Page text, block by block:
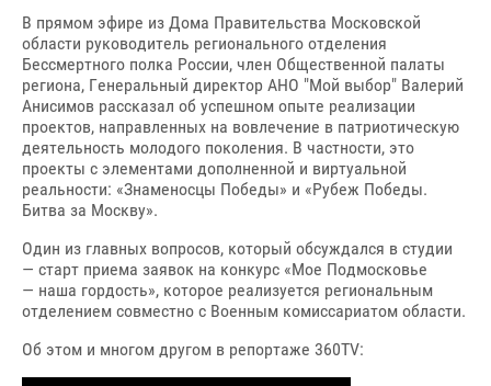
В прямом эфире из Дома Правительства Московской
области руководитель регионального отделения
Бессмертного полка России, член Общественной палаты
региона, Генеральный директор АНО "Мой выбор" Валерий
Анисимов рассказал об успешном опыте реализации
проектов, направленных на вовлечение в патриотическую
деятельность молодого поколения. В частности, это
проекты с элементами дополненной и виртуальной
реальности: «Знаменосцы Победы» и «Рубеж Победы.
Битва за Москву».
Один из главных вопросов, который обсуждался в студии
— старт приема заявок на конкурс «Мое Подмосковье
— наша гордость», которое реализуется региональным
отделением совместно с Военным комиссариатом области.
Об этом и многом другом в репортаже 360TV: